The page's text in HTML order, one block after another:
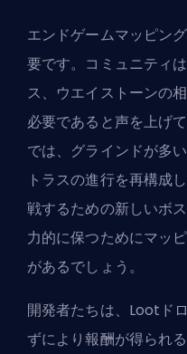
エンドゲームマッピン
要です。コミュニティ
ス、ウエイストーンの
必要であると声を上げ
では、グラインドが多
トラスの進行を再構成
戦するための新しいボス
力的に保つためにマッ
があるでしょう。
開発者たちは、Lootド
ずにより報酬が得られ